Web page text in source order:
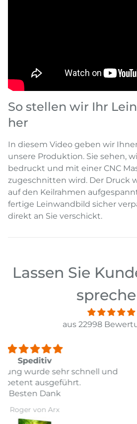
So stellen wir Ihr
her
In diesem Video geben wir
unsere Produktion. Sie sehen,
bedruckt und mit einer CNC
zugeschnitten wird. Der Druck
auf den Keilrahmen
fertige Leinwandbild sicher
direkt an Sie verschickt.
Lassen Sie
aus 22998
Top Lieferung und